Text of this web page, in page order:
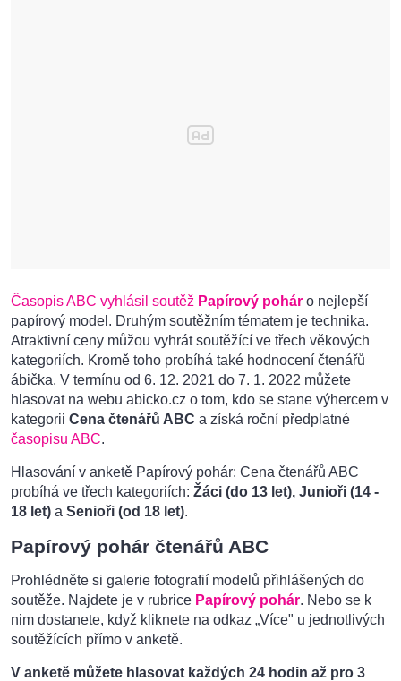
Časopis ABC vyhlásil soutěž Papírový pohár o nejlepší
papírový model. Druhým soutěžním tématem je technika.
Atraktivní ceny můžou vyhrát soutěžící ve třech věkových
kategoriích. Kromě toho probíhá také hodnocení čtenářů
ábička. V termínu od 6. 12. 2021 do 7. 1. 2022 můžete
hlasovat na webu abicko.cz o tom, kdo se stane výhercem v
kategorii Cena čtenářů ABC a získá roční předplatné
časopisu ABC.
Hlasování v anketě Papírový pohár: Cena čtenářů ABC
probíhá ve třech kategoriích: Žáci (do 13 let), Junioři (14 -
18 let) a Senioři (od 18 let).
Papírový pohár čtenářů ABC
Prohlédněte si galerie fotografií modelů přihlášených do
soutěže. Najdete je v rubrice Papírový pohár. Nebo se k
nim dostanete, když kliknete na odkaz „Více" u jednotlivých
soutěžících přímo v anketě.
V anketě můžete hlasovat každých 24 hodin až pro 3